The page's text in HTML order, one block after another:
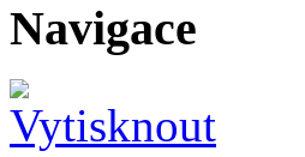
Navigace